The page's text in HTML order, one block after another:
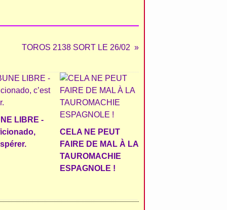
TOROS 2138 SORT LE 26/02
LIBRE -
CELA NE PEUT
FAIRE DE MAL À LA
TAUROMACHIE
ESPAGNOLE !